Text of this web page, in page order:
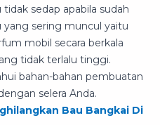
sedap apabila sudah
yang sering muncul yaitu
mobil secara berkala
tidak terlalu tinggi.
bahan-bahan pembuatan
selera Anda.
Bau Bangkai Di